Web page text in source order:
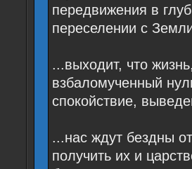
передвижения в
переселении с
...выходит, что
взбаломученный
спокойствие,
...нас ждут бездны
получить их и